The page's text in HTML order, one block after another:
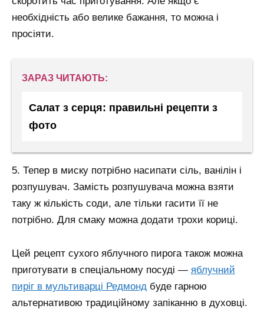
необхідність або велике бажання, то можна і
просіяти.
ЗАРАЗ ЧИТАЮТЬ:
Салат з серця: правильні рецепти з
фото
5. Тепер в миску потрібно насипати сіль, ванілін і
розпушувач. Замість розпушувача можна взяти
таку ж кількість соди, але тільки гасити її не
потрібно. Для смаку можна додати трохи кориці.
Цей рецепт сухого яблучного пирога також можна
приготувати в спеціальному посуді — яблучний
пиріг в мультиварці Редмонд буде гарною
альтернативою традиційному запіканню в духовці.